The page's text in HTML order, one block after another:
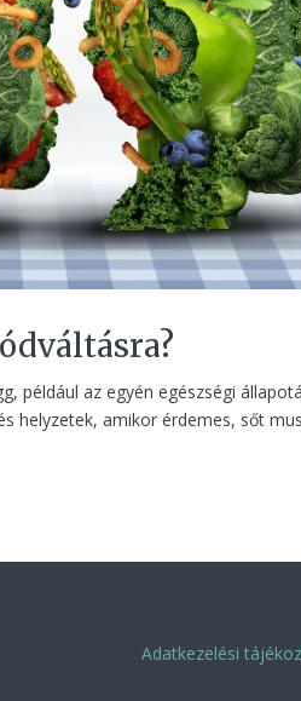
például az egyén egészségi
helyzetek, amikor érdemes, sőt
Adatkezelési